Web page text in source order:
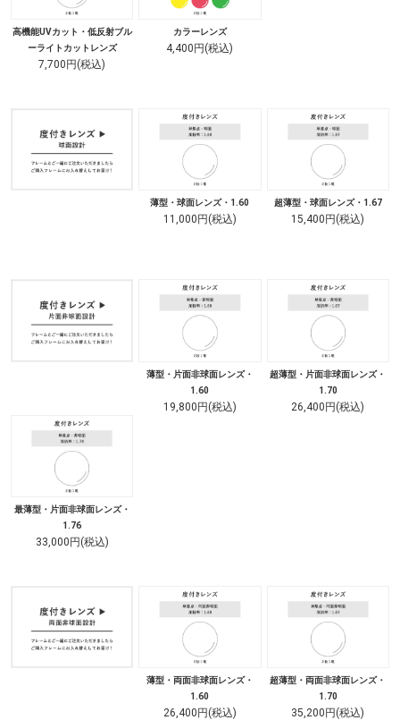
高機能UVカット・低反射ブル
ーライトカットレンズ
7,700円(税込)
カラーレンズ
4,400円(税込)
薄型・球面レンズ・1.60
11,000円(税込)
超薄型・球面レンズ・1.67
15,400円(税込)
薄型・片面非球面レンズ・
1.60
19,800円(税込)
超薄型・片面非球面レンズ・
1.70
26,400円(税込)
最薄型・片面非球面レンズ・
1.76
33,000円(税込)
薄型・両面非球面レンズ・
1.60
26,400円(税込)
超薄型・両面非球面レンズ・
1.70
35,200円(税込)